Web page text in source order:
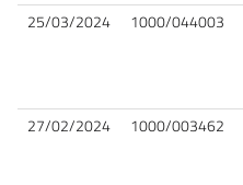
25/03/2024 1000/044003
27/02/2024 1000/003462